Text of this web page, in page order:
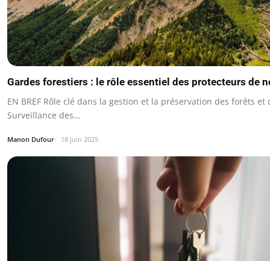
Gardes forestiers : le rôle essentiel des protecteurs de
EN BREF Rôle clé dans la gestion et la préservation des forêts et
Surveillance des…
Manon Dufour 18 juin 2025